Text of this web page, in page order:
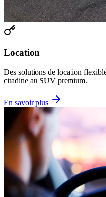
Location
Des solutions de location
citadine au SUV premium.
En savoir plus